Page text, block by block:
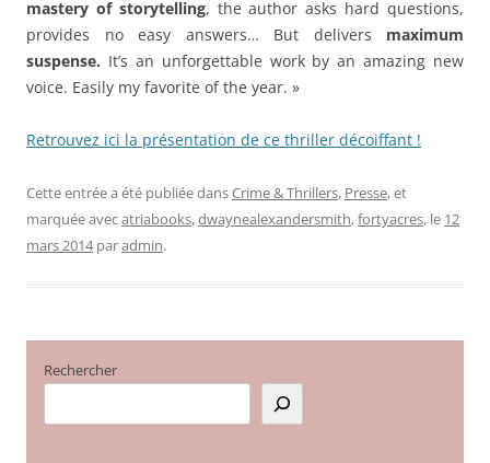
mastery of storytelling, the author asks hard questions,
provides no easy answers… But delivers maximum
suspense. It’s an unforgettable work by an amazing new
voice. Easily my favorite of the year. »
Retrouvez ici la présentation de ce thriller décoiffant !
Cette entrée a été publiée dansCrime & Thrillers, Presse, et
marquée avecatriabooks,dwaynealexandersmith,fortyacres, le 12
mars 2014 paradmin.
Rechercher